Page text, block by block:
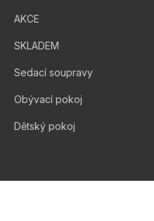
AKCE
SKLADEM
Sedací soupravy
Obývací pokoj
Dětský pokoj